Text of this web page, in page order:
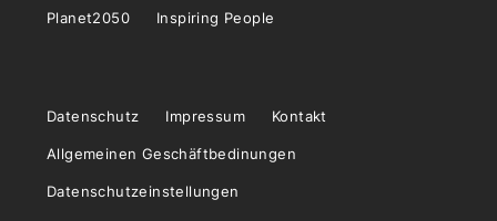
Planet2050 Inspiring People
Datenschutz Impressum Kontakt
Allgemeinen Geschäftbedinungen
Datenschutzeinstellungen